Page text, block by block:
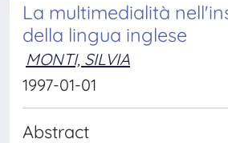
La multimedialità
della lingua inglese
MONTI, SILVIA
1997-01-01
Abstract